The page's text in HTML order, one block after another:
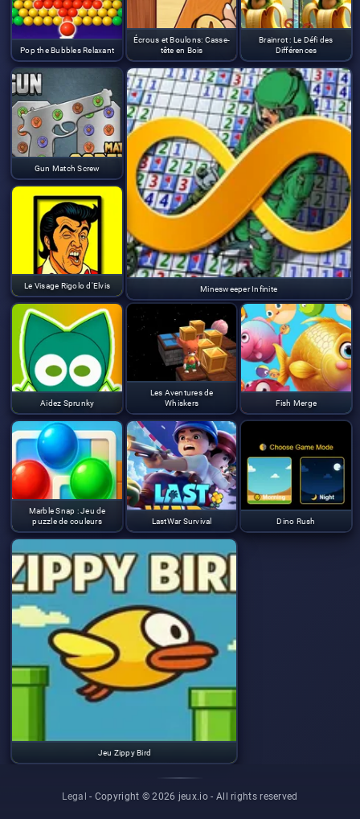
Pop the Bubbles Relaxant
Écrous et Boulons: Casse-
tête en Bois
Brainrot : Le Défi des
Différences
Gun Match Screw
Minesweeper Infinite
Le Visage Rigolo d'Elvis
Aidez Sprunky
Les Aventures de
Whiskers
Fish Merge
Marble Snap : Jeu de
puzzle de couleurs
LastWar Survival Dino Rush
Jeu Zippy Bird
Legal - Copyright © 2026 jeux.io - All rights reserved